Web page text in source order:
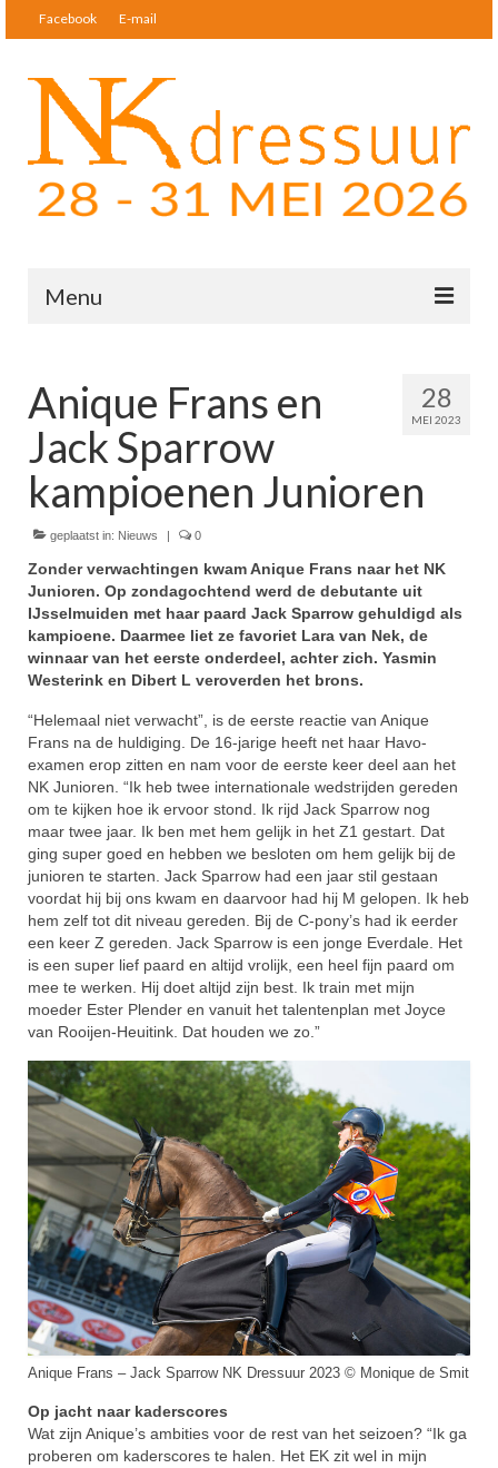
Facebook E-mail
Menu
Startlijsten & Uitslagen
Deelnemers
Tickets
Winnaars
Stands
Zakelijk
Pers
Contact
Kom gezellig helpen tijdens het NK Dressuur!
28
MEI 2023
Anique Frans en
Jack Sparrow
kampioenen Junioren
geplaatst in: Nieuws | 0
Zonder verwachtingen kwam Anique Frans naar het NK
Junioren. Op zondagochtend werd de debutante uit
IJsselmuiden met haar paard Jack Sparrow gehuldigd als
kampioene. Daarmee liet ze favoriet Lara van Nek, de
winnaar van het eerste onderdeel, achter zich. Yasmin
Westerink en Dibert L veroverden het brons.
“Helemaal niet verwacht”, is de eerste reactie van Anique
Frans na de huldiging. De 16-jarige heeft net haar Havo-
examen erop zitten en nam voor de eerste keer deel aan het
NK Junioren. “Ik heb twee internationale wedstrijden gereden
om te kijken hoe ik ervoor stond. Ik rijd Jack Sparrow nog
maar twee jaar. Ik ben met hem gelijk in het Z1 gestart. Dat
ging super goed en hebben we besloten om hem gelijk bij de
junioren te starten. Jack Sparrow had een jaar stil gestaan
voordat hij bij ons kwam en daarvoor had hij M gelopen. Ik heb
hem zelf tot dit niveau gereden. Bij de C-pony’s had ik eerder
een keer Z gereden. Jack Sparrow is een jonge Everdale. Het
is een super lief paard en altijd vrolijk, een heel fijn paard om
mee te werken. Hij doet altijd zijn best. Ik train met mijn
moeder Ester Plender en vanuit het talentenplan met Joyce
van Rooijen-Heuitink. Dat houden we zo.”
Anique Frans – Jack Sparrow NK Dressuur 2023 © Monique de Smit
Op jacht naar kaderscores
Wat zijn Anique’s ambities voor de rest van het seizoen? “Ik ga
proberen om kaderscores te halen. Het EK zit wel in mijn